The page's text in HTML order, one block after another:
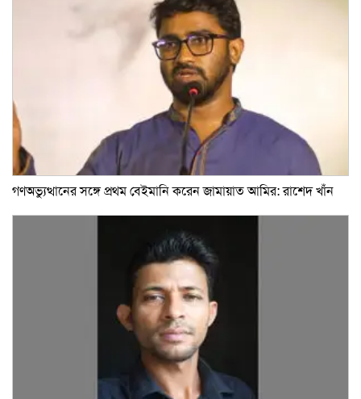
গণঅভ্যুত্থানের সঙ্গে প্রথম বেইমানি করেন জামায়াত আমির: রাশেদ খাঁন